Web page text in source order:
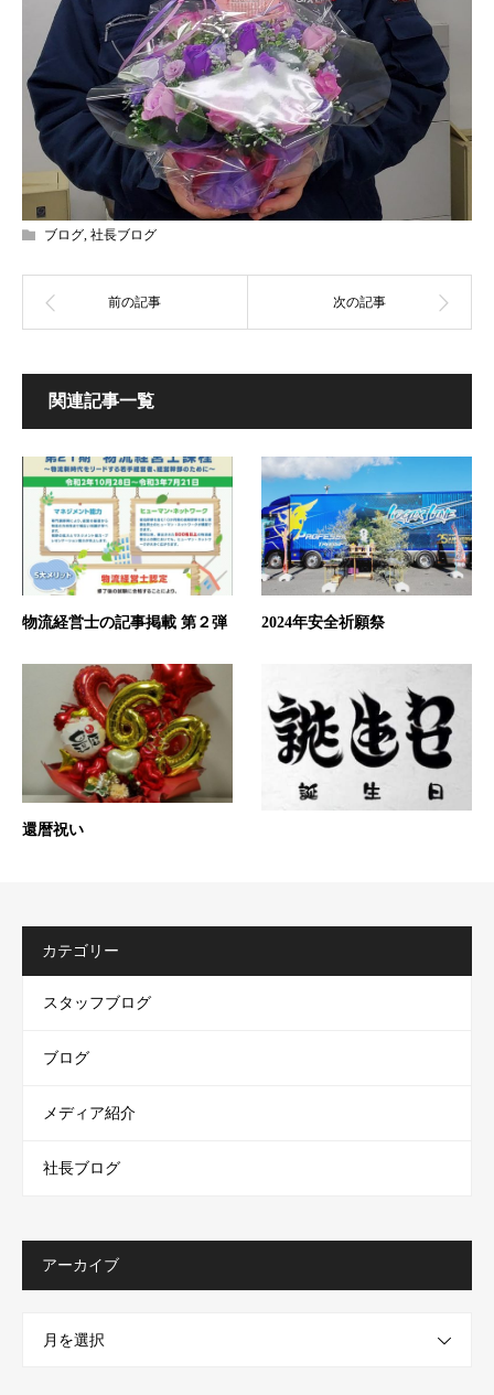
ブログ 社長ブログ
関連記事一覧
物流経営士の記事掲載 第２弾 2024年安全祈願祭
還暦祝い
カテゴリー
スタッフブログ
ブログ
メディア紹介
社長ブログ
アーカイブ
月を選択